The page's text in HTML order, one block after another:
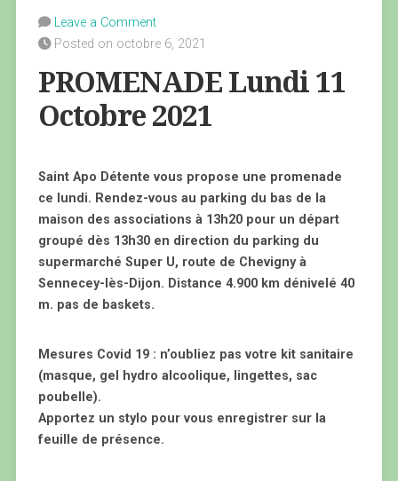
Leave a Comment
Posted on octobre 6, 2021
PROMENADE Lundi 11
Octobre 2021
Saint Apo Détente vous propose une promenade
ce lundi. Rendez-vous au parking du bas de la
maison des associations à 13h20 pour un départ
groupé dès 13h30 en direction du parking du
supermarché Super U, route de Chevigny à
Sennecey-lès-Dijon. Distance 4.900 km dénivelé 40
m. pas de baskets.
Mesures Covid 19 : n’oubliez pas votre kit sanitaire
(masque, gel hydro alcoolique, lingettes, sac
poubelle).
Apportez un stylo pour vous enregistrer sur la
feuille de présence.